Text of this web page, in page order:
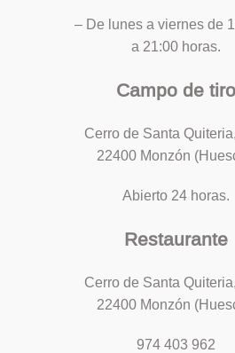
– De lunes a viernes de
a 21:00 horas.
Campo de tiro
Cerro de Santa
22400 Monzón
Abierto 24 horas.
Restaurante
Cerro de Santa
22400 Monzón
974 403 962